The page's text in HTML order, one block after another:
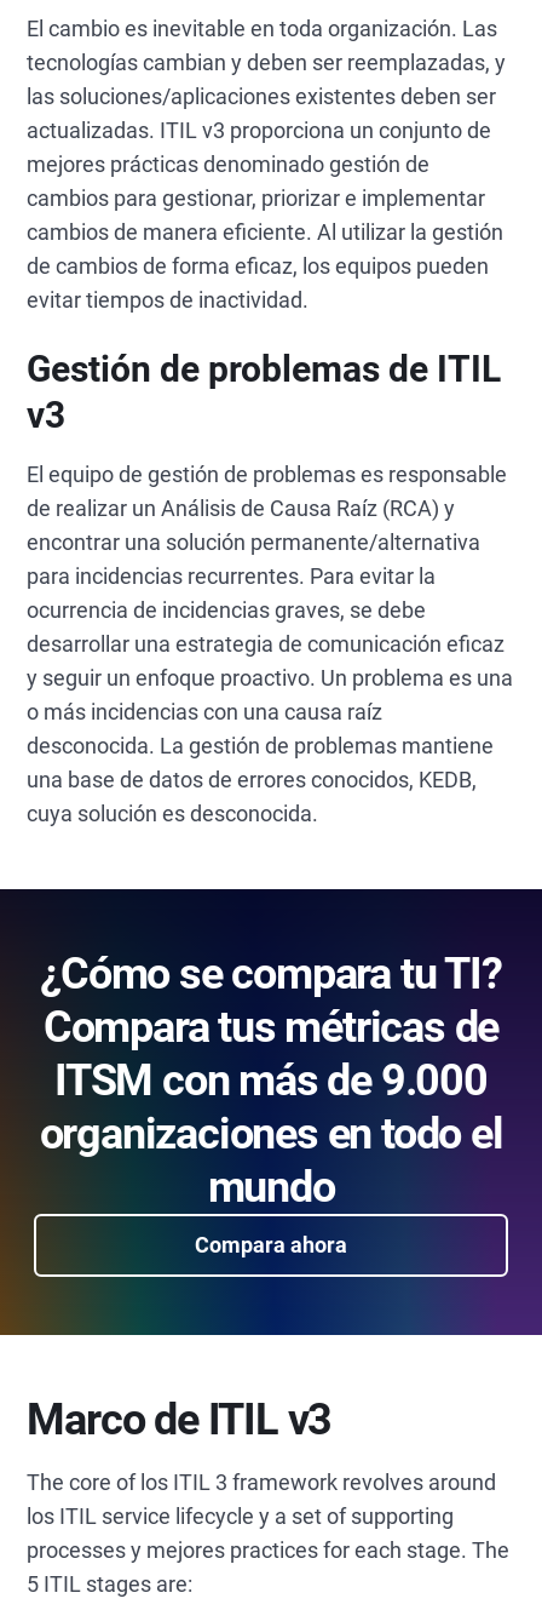
El cambio es inevitable en toda organización. Las
tecnologías cambian y deben ser reemplazadas, y
las soluciones/aplicaciones existentes deben ser
actualizadas. ITIL v3 proporciona un conjunto de
mejores prácticas denominado gestión de
cambios para gestionar, priorizar e implementar
cambios de manera eficiente. Al utilizar la gestión
de cambios de forma eficaz, los equipos pueden
evitar tiempos de inactividad.
Gestión de problemas de ITIL
v3
El equipo de gestión de problemas es responsable
de realizar un Análisis de Causa Raíz (RCA) y
encontrar una solución permanente/alternativa
para incidencias recurrentes. Para evitar la
ocurrencia de incidencias graves, se debe
desarrollar una estrategia de comunicación eficaz
y seguir un enfoque proactivo. Un problema es una
o más incidencias con una causa raíz
desconocida. La gestión de problemas mantiene
una base de datos de errores conocidos, KEDB,
cuya solución es desconocida.
¿Cómo se compara tu TI?
Compara tus métricas de
ITSM con más de 9.000
organizaciones en todo el
mundo
Compara ahora
Marco de ITIL v3
The core of los ITIL 3 framework revolves around
los ITIL service lifecycle y a set of supporting
processes y mejores practices for each stage. The
5 ITIL stages are: